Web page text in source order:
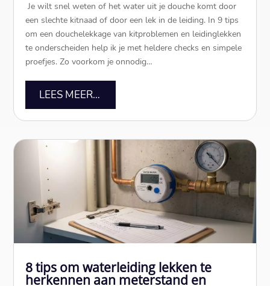
​ Je wilt snel weten of het water uit je douche komt door
een slechte kitnaad of door een lek in de leiding.​ In 9 tips
om een douchelekkage van kitproblemen en leidinglekken
te onderscheiden help ik je met heldere checks en simpele
proefjes.​ Zo voorkom je onnodig…
LEES MEER…
8 tips om waterleiding lekken te
herkennen aan meterstand en